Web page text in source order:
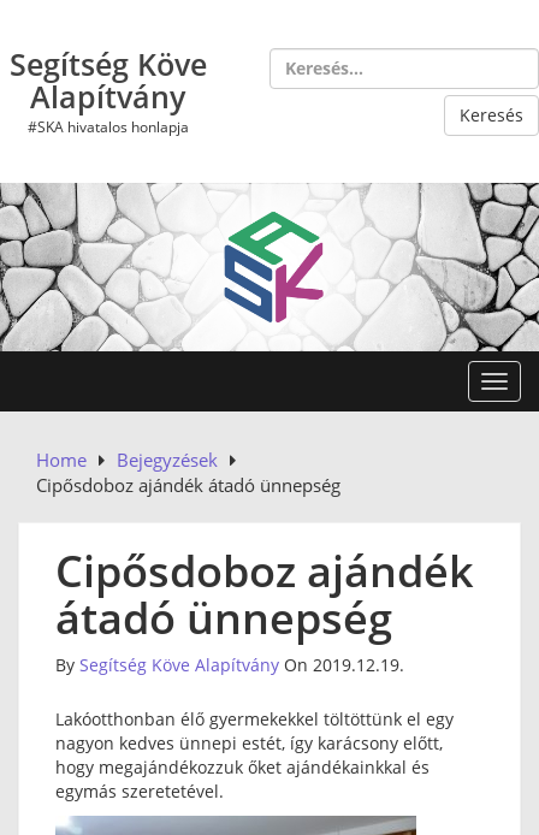
content
Segítség Köve
Alapítvány
#SKA hivatalos honlapja
Home
Bejegyzések
Cipősdoboz ajándék átadó ünnepség
Cipősdoboz ajándék
átadó ünnepség
By Segítség Köve Alapítvány On 2019.12.19.
Lakóotthonban élő gyermekekkel töltöttünk el egy
nagyon kedves ünnepi estét, így karácsony előtt,
hogy megajándékozzuk őket ajándékainkkal és
egymás szeretetével.